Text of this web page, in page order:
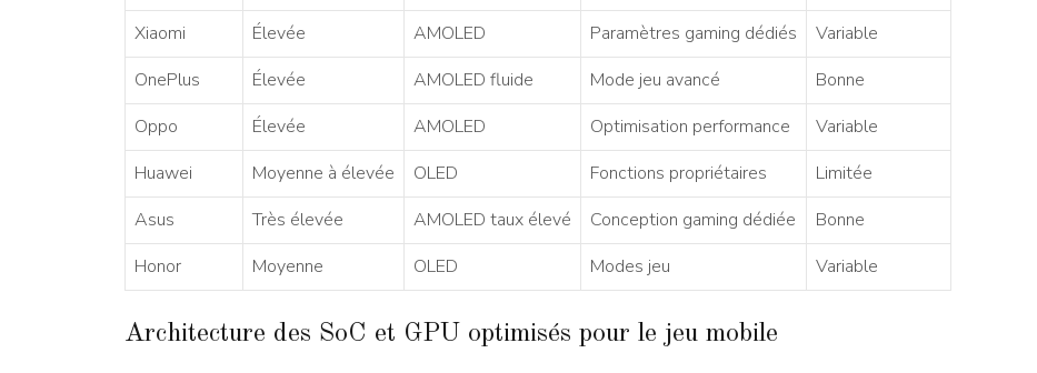
Xiaomi
Élevée AMOLED Paramètres gaming dédiés
Variable
OnePlus
Élevée AMOLED fluide Mode jeu avancé
Bonne
Oppo
Élevée AMOLED Optimisation performance
Variable
Huawei
Moyenne à élevée OLED Fonctions propriétaires
Limitée
Asus
Très élevée AMOLED taux élevé Conception gaming dédiée
Bonne
Honor
Moyenne OLED Modes jeu Variable
Architecture des SoC et GPU optimisés pour le jeu mobile